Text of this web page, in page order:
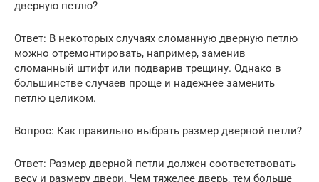
дверную петлю?
Ответ: В некоторых случаях сломанную дверную петлю
можно отремонтировать, например, заменив
сломанный штифт или подварив трещину. Однако в
большинстве случаев проще и надежнее заменить
петлю целиком.
Вопрос: Как правильно выбрать размер дверной петли?
Ответ: Размер дверной петли должен соответствовать
весу и размеру двери. Чем тяжелее дверь, тем больше